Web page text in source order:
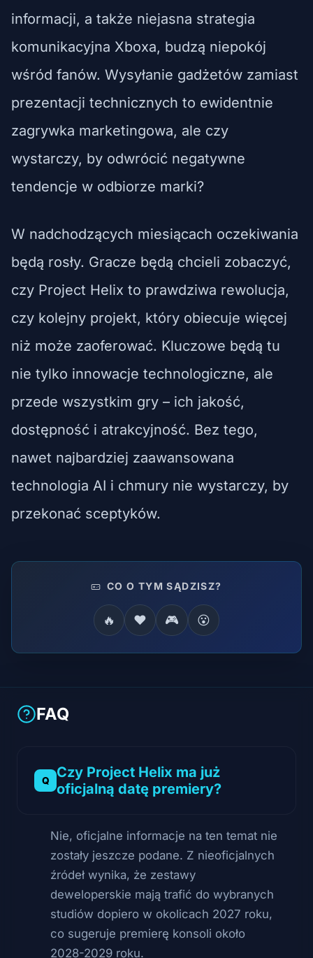
informacji, a także niejasna strategia
komunikacyjna Xboxa, budzą niepokój
wśród fanów. Wysyłanie gadżetów zamiast
prezentacji technicznych to ewidentnie
zagrywka marketingowa, ale czy
wystarczy, by odwrócić negatywne
tendencje w odbiorze marki?
W nadchodzących miesiącach oczekiwania
będą rosły. Gracze będą chcieli zobaczyć,
czy Project Helix to prawdziwa rewolucja,
czy kolejny projekt, który obiecuje więcej
niż może zaoferować. Kluczowe będą tu
nie tylko innowacje technologiczne, ale
przede wszystkim gry – ich jakość,
dostępność i atrakcyjność. Bez tego,
nawet najbardziej zaawansowana
technologia AI i chmury nie wystarczy, by
przekonać sceptyków.
CO O TYM SĄDZISZ?
🔥 ❤️ 🎮 😮
FAQ
Czy Project Helix ma już
oficjalną datę premiery?
Nie, oficjalne informacje na ten temat nie
zostały jeszcze podane. Z nieoficjalnych
źródeł wynika, że zestawy
deweloperskie mają trafić do wybranych
studiów dopiero w okolicach 2027 roku,
co sugeruje premierę konsoli około
2028-2029 roku.